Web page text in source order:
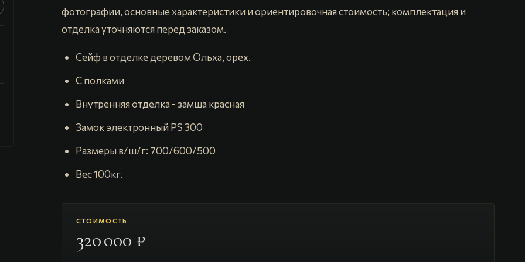
фотографии, основные характеристики и ориентировочная стоимость; комплектация и
отделка уточняются перед заказом.
Сейф в отделке деревом Ольха, орех.
С полками
Внутренняя отделка - замша красная
Замок электронный PS 300
Размеры в/ш/г: 700/600/500
Вес 100кг.
СТОИМОСТЬ
320 000 ₽